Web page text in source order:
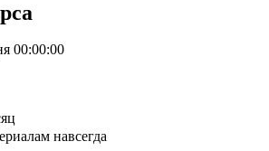
00:00:00
навсегда